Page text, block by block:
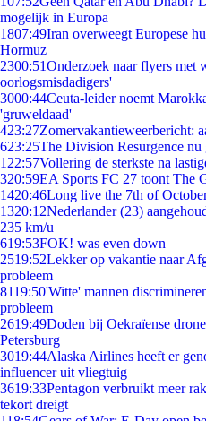
mogelijk in Europa
1807:49Iran overweegt Europese
Hormuz
2300:51Onderzoek naar flyers met
oorlogsmisdadigers'
3000:44Ceuta-leider noemt
'gruweldaad'
423:27Zomervakantieweerbericht:
623:25The Division Resurgence nu
1 22:57Vollering de sterkste na
320:59EA Sports FC 27 toont The
1420:46Long live the 7th of
1320:12Nederlander (23)
235 km/u
619:53FOK! was even down
2519:52Lekker op vakantie naar
probleem
8119:50'Witte' mannen
probleem
2619:49Doden bij Oekraïense
Petersburg
3019:44Alaska Airlines heeft er
influencer uit vliegtuig
3619:33Pentagon verbruikt meer
tekort dreigt